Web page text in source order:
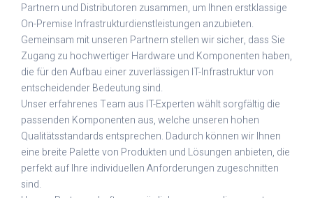
Partnern und Distributoren zusammen, um Ihnen erstklassige
On-Premise Infrastrukturdienstleistungen anzubieten.
Gemeinsam mit unseren Partnern stellen wir sicher, dass Sie
Zugang zu hochwertiger Hardware und Komponenten haben,
die für den Aufbau einer zuverlässigen IT-Infrastruktur von
entscheidender Bedeutung sind.
Unser erfahrenes Team aus IT-Experten wählt sorgfältig die
passenden Komponenten aus, welche unseren hohen
Qualitätsstandards entsprechen. Dadurch können wir Ihnen
eine breite Palette von Produkten und Lösungen anbieten, die
perfekt auf Ihre individuellen Anforderungen zugeschnitten
sind.